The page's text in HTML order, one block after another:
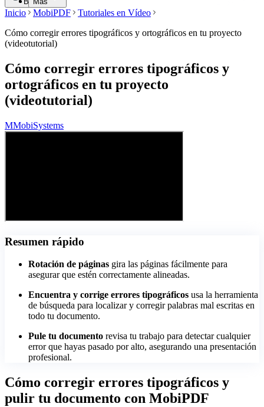
Inicio MobiPDF
Tutoriales en Vídeo
Cómo corregir errores tipográficos y ortográficos en tu proyecto
(videotutorial)
Cómo corregir errores tipográficos y
ortográficos en tu proyecto
(videotutorial)
MMobiSystems
Resumen rápido
Rotación de páginas gira las páginas fácilmente para
asegurar que estén correctamente alineadas.
Encuentra y corrige errores tipográficos usa la herramienta
de búsqueda para localizar y corregir palabras mal escritas en
todo tu documento.
Pule tu documento revisa tu trabajo para detectar cualquier
error que hayas pasado por alto, asegurando una presentación
profesional.
Cómo corregir errores tipográficos y
pulir tu documento con MobiPDF